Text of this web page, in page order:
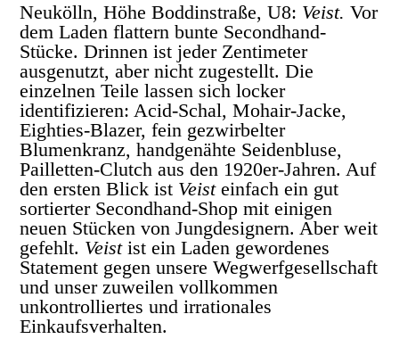
Neukölln, Höhe Boddinstraße, U8: Veist. Vor
dem Laden flattern bunte Secondhand-
Stücke. Drinnen ist jeder Zentimeter
ausgenutzt, aber nicht zugestellt. Die
einzelnen Teile lassen sich locker
identifizieren: Acid-Schal, Mohair-Jacke,
Eighties-Blazer, fein gezwirbelter
Blumenkranz, handgenähte Seidenbluse,
Pailletten-Clutch aus den 1920er-Jahren. Auf
den ersten Blick ist Veisteinfach ein gut
sortierter Secondhand-Shop mit einigen
neuen Stücken von Jungdesignern. Aber weit
gefehlt. Veistist ein Laden gewordenes
Statement gegen unsere Wegwerfgesellschaft
und unser zuweilen vollkommen
unkontrolliertes und irrationales
Einkaufsverhalten.